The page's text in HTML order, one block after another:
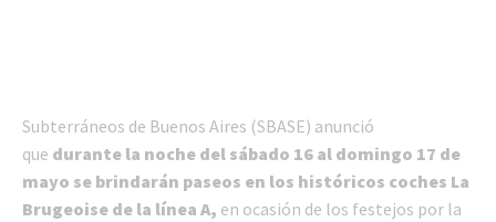
Subterráneos de Buenos Aires (SBASE) anunció
que durante la noche del sábado 16 al domingo 17 de
mayo se brindarán paseos en los históricos coches La
Brugeoise de la línea A, en ocasión de los festejos por la